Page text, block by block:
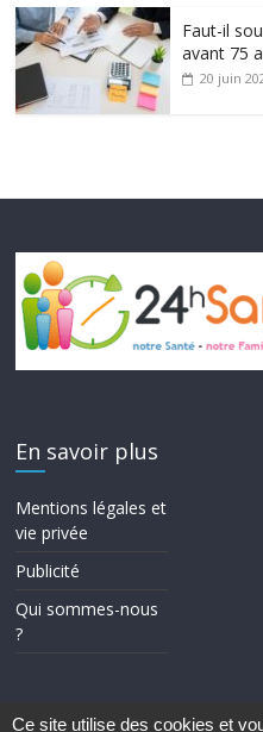
Faut-il
avant 75
20 juin
En savoir plus
Mentions légales et
vie privée
Publicité
Qui sommes-nous
?
Ce site utilise des cookies et